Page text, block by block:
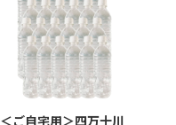
＜ご自宅用＞四万十川